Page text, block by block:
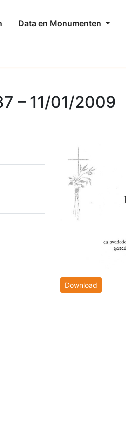
Data en Monumenten
– 11/01/2009
Download